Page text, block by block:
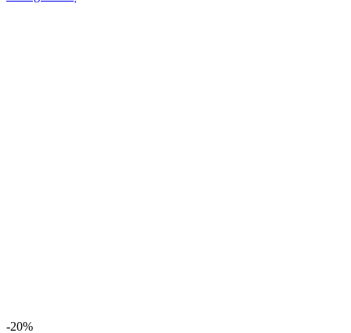
-20%